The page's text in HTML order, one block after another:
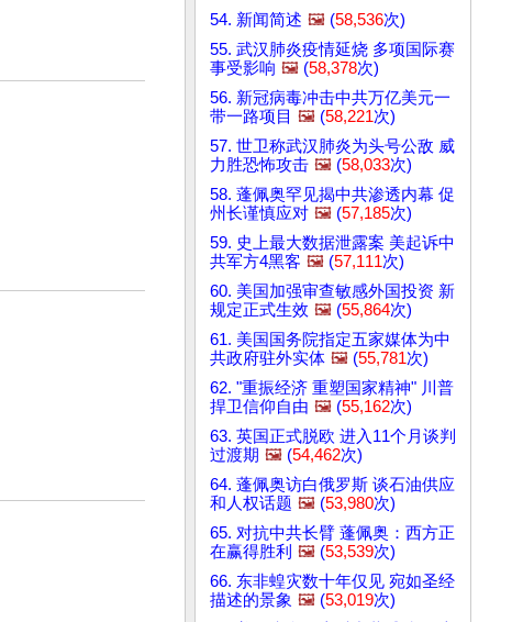
54. 新闻简述 🖼️ (58,536次)
55. 武汉肺炎疫情延烧 多项国际赛
事受影响 🖼️ (58,378次)
56. 新冠病毒冲击中共万亿美元一
带一路项目 🖼️ (58,221次)
57. 世卫称武汉肺炎为头号公敌 威
力胜恐怖攻击 🖼️ (58,033次)
58. 蓬佩奥罕见揭中共渗透内幕 促
州长谨慎应对 🖼️ (57,185次)
59. 史上最大数据泄露案 美起诉中
共军方4黑客 🖼️ (57,111次)
60. 美国加强审查敏感外国投资 新
规定正式生效 🖼️ (55,864次)
61. 美国国务院指定五家媒体为中
共政府驻外实体 🖼️ (55,781次)
62. "重振经济 重塑国家精神" 川普
捍卫信仰自由 🖼️ (55,162次)
63. 英国正式脱欧 进入11个月谈判
过渡期 🖼️ (54,462次)
64. 蓬佩奥访白俄罗斯 谈石油供应
和人权话题 🖼️ (53,980次)
65. 对抗中共长臂 蓬佩奥：西方正
在赢得胜利 🖼️ (53,539次)
66. 东非蝗灾数十年仅见 宛如圣经
描述的景象 🖼️ (53,019次)